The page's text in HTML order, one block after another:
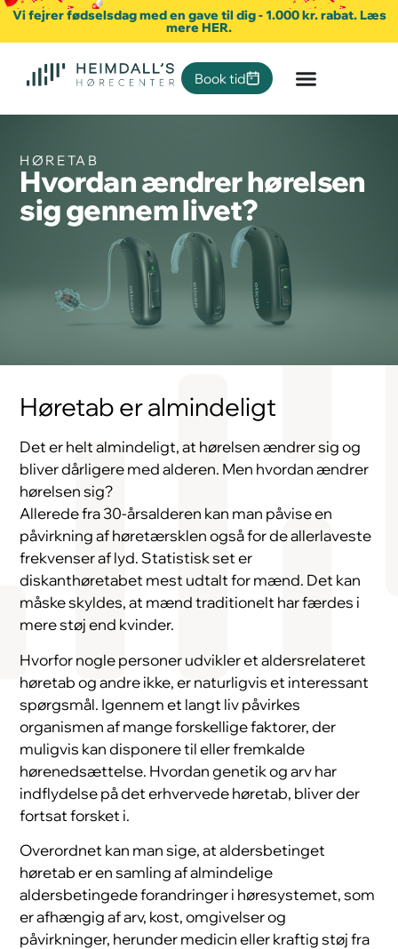
Vi fejrer fødselsdag med en gave til dig - 1.000 kr. rabat. Læs
mere HER.
Book tid
HØRETAB
Hvordan ændrer hørelsen
sig gennem livet?
Høretab er almindeligt
Det er helt almindeligt, at hørelsen ændrer sig og
bliver dårligere med alderen. Men hvordan ændrer
hørelsen sig?
Allerede fra 30-årsalderen kan man påvise en
påvirkning af høretærsklen også for de allerlaveste
frekvenser af lyd. Statistisk set er
diskanthøretabet mest udtalt for mænd. Det kan
måske skyldes, at mænd traditionelt har færdes i
mere støj end kvinder.
Hvorfor nogle personer udvikler et aldersrelateret
høretab og andre ikke, er naturligvis et interessant
spørgsmål. Igennem et langt liv påvirkes
organismen af mange forskellige faktorer, der
muligvis kan disponere til eller fremkalde
hørenedsættelse. Hvordan genetik og arv har
indflydelse på det erhvervede høretab, bliver der
fortsat forsket i.
Overordnet kan man sige, at aldersbetinget
høretab er en samling af almindelige
aldersbetingede forandringer i høresystemet, som
er afhængig af arv, kost, omgivelser og
påvirkninger, herunder medicin eller kraftig støj fra